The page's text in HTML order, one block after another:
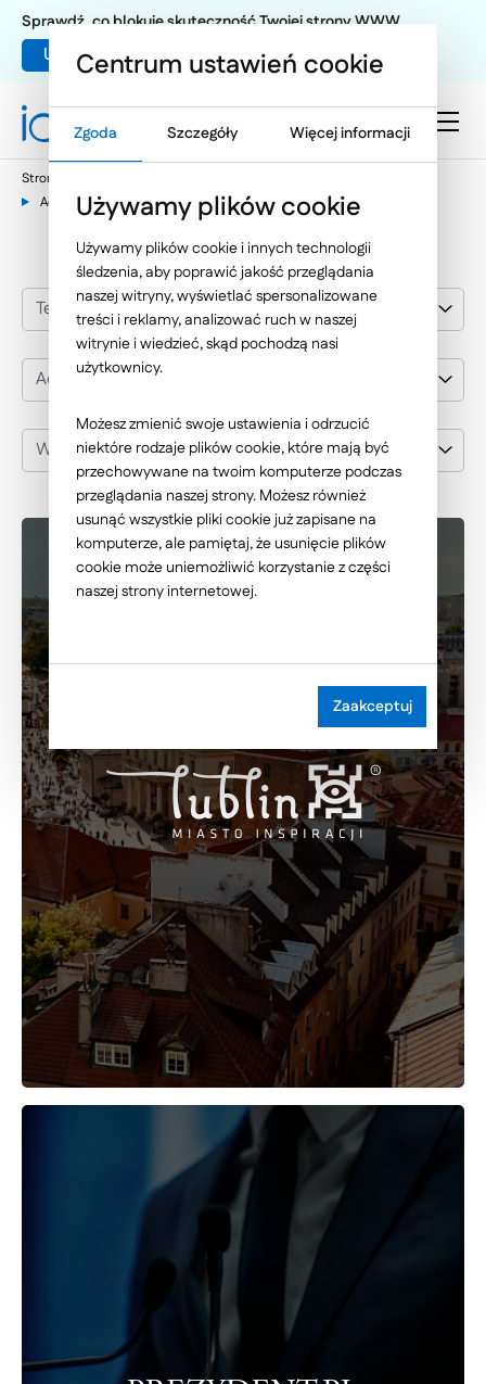
Umów warsztat UX
Sprawdź, co blokuje skuteczność Twojej strony WWW
Strona główna
Administracja, instytucje publiczne
Technologie Internetowe
Administracja, instytucje publiczne
Wybierz klienta
Centrum ustawień cookie
Zgoda Szczegóły Więcej informacji
Używamy plików cookie
Używamy plików cookie i innych technologii
śledzenia, aby poprawić jakość przeglądania
naszej witryny, wyświetlać spersonalizowane
treści i reklamy, analizować ruch w naszej
witrynie i wiedzieć, skąd pochodzą nasi
użytkownicy.
Możesz zmienić swoje ustawienia i odrzucić
niektóre rodzaje plików cookie, które mają być
przechowywane na twoim komputerze podczas
przeglądania naszej strony. Możesz również
usunąć wszystkie pliki cookie już zapisane na
komputerze, ale pamiętaj, że usunięcie plików
cookie może uniemożliwić korzystanie z części
naszej strony internetowej.
Zaakceptuj